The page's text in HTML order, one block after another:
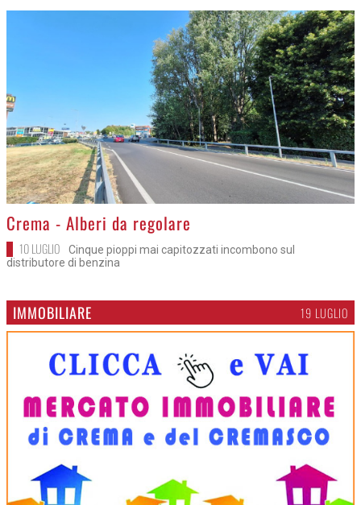
>
Crema - Alberi da regolare
10 LUGLIO
Cinque pioppi mai capitozzati incombono sul
distributore di benzina
IMMOBILIARE 19 LUGLIO